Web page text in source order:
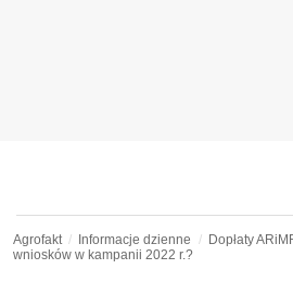
Agrofakt Informacje dzienne
Dopłaty
wniosków w kampanii 2022 r.?